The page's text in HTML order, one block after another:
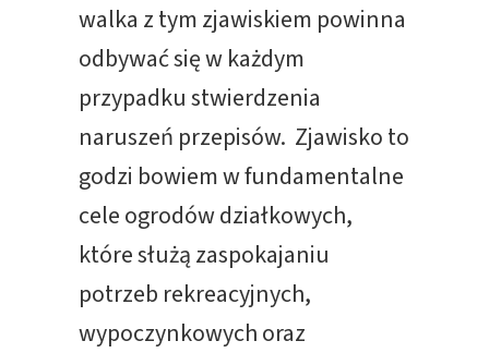
walka z tym zjawiskiem powinna
odbywać się w każdym
przypadku stwierdzenia
naruszeń przepisów. Zjawisko to
godzi bowiem w fundamentalne
cele ogrodów działkowych,
które służą zaspokajaniu
potrzeb rekreacyjnych,
wypoczynkowych oraz